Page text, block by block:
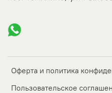
Оферта и политика
Пользовательское